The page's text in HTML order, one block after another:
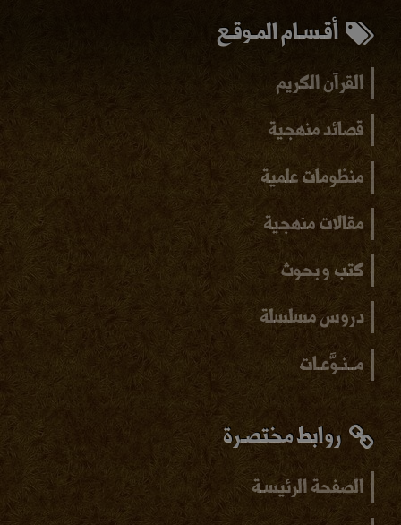
أقـسـام المـوقـع
القرآن الكريم
قصائد منهجية
منظومات علمية
مقالات منهجية
كتب و بحوث
دروس مسلسلة
مــنـوَّعـات
روابط مختصـرة
الصفحة الرئيسـة